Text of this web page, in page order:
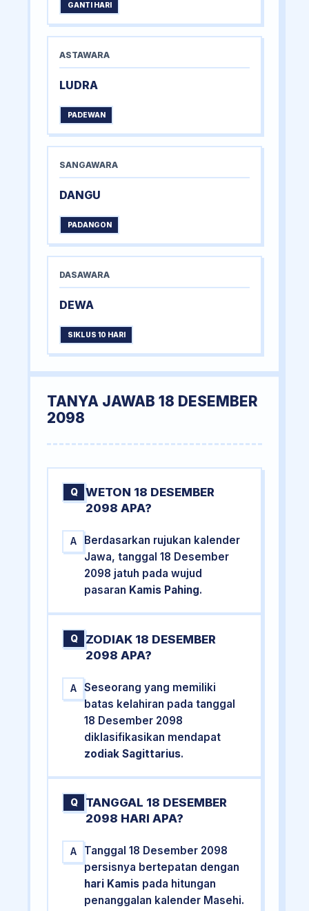
GANTI HARI
ASTAWARA
LUDRA
PADEWAN
SANGAWARA
DANGU
PADANGON
DASAWARA
DEWA
SIKLUS 10 HARI
TANYA JAWAB 18 DESEMBER
2098
Q
WETON 18 DESEMBER
2098 APA?
A
Berdasarkan rujukan kalender
Jawa, tanggal 18 Desember
2098 jatuh pada wujud
pasaran Kamis Pahing.
Q
ZODIAK 18 DESEMBER
2098 APA?
A
Seseorang yang memiliki
batas kelahiran pada tanggal
18 Desember 2098
diklasifikasikan mendapat
zodiak Sagittarius.
Q
TANGGAL 18 DESEMBER
2098 HARI APA?
A
Tanggal 18 Desember 2098
persisnya bertepatan dengan
hari Kamis pada hitungan
penanggalan kalender Masehi.